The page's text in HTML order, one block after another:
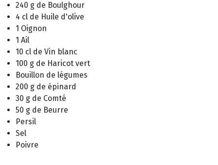
240 g de Boulghour
4 cl de Huile d'olive
1 Oignon
1 Ail
10 cl de Vin blanc
100 g de Haricot vert
Bouillon de légumes
200 g de épinard
30 g de Comté
50 g de Beurre
Persil
Sel
Poivre